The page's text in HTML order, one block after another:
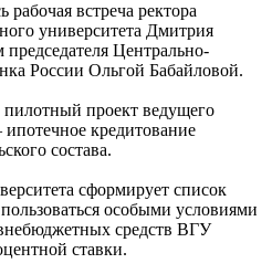
рабочая встреча ректора
университета Дмитрия
председателя Центрально-
России Ольгой Бабайловой.
проект ведущего
кредитование
состава.
сформирует список
особыми условиями
средств ВГУ
ставки.